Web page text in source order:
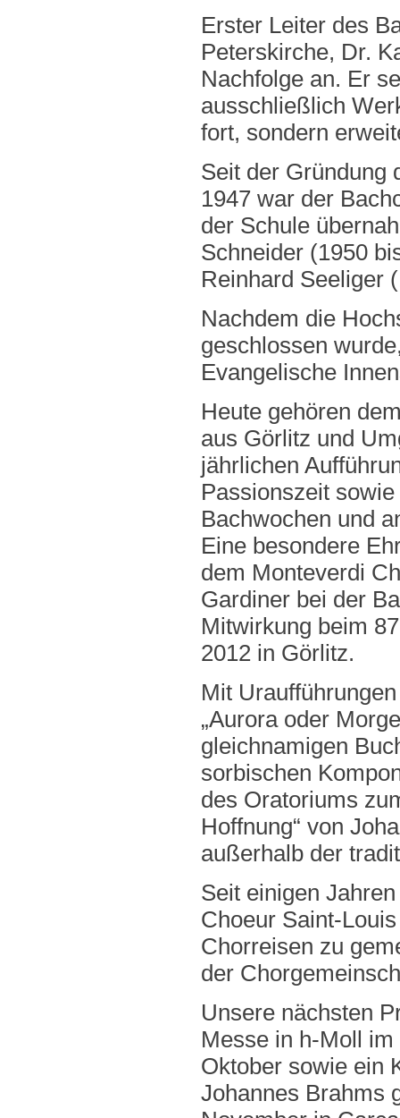
Erster Leiter des
Peterskirche, Dr.
Nachfolge an. Er
ausschließlich
fort, sondern
Seit der Gründung
1947 war der
der Schule
Schneider (1950
Reinhard Seeliger
Nachdem die
geschlossen
Evangelische
Heute gehören
aus Görlitz und
jährlichen
Passionszeit
Bachwochen und
Eine besondere
dem Monteverdi
Gardiner bei der
Mitwirkung beim
2012 in Görlitz.
Mit
„Aurora oder
gleichnamigen
sorbischen
des Oratoriums
Hoffnung“ von
außerhalb der
Seit einigen
Choeur Saint-
Chorreisen zu
der
Unsere nächsten
Messe in h-Moll
Oktober sowie ein
Johannes Brahms